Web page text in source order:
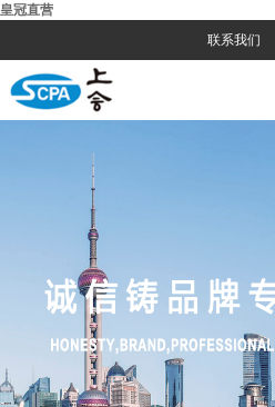
皇冠直营
联系我们